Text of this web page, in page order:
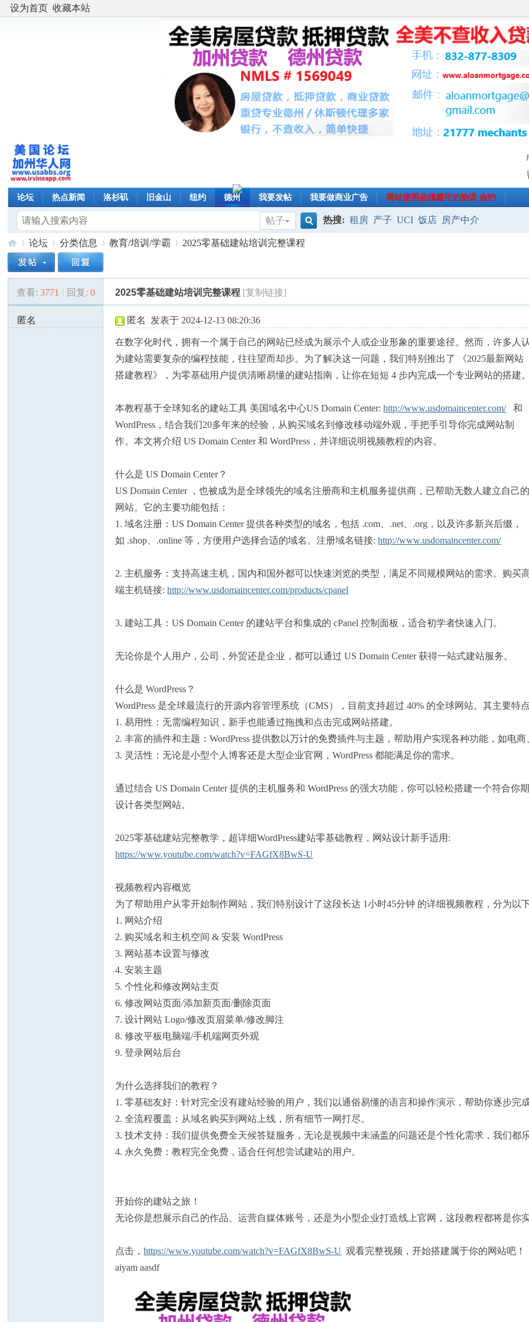
设为首页 收藏本站
论坛 热点新闻 洛杉矶 旧金山 纽约 德州 我要发帖 我要做商业广告 网站使用必须遵守的协议 合约
帖子
热搜: 租房 产子 UCI 饭店 房产中介
美»
论坛
›
分类信息 教育/培训/学霸
›
2025零基础建站培训完整课程
查看: 3771 | 回复: 0 2025零基础建站培训完整课程 [复制链接]
匿名
匿名 发表于 2024-12-13 08:20:36
在数字化时代，拥有一个属于自己的网站已经成为展示个人或企业形象的重要途径。然而，许多人认
为建站需要复杂的编程技能，往往望而却步。为了解决这一问题，我们特别推出了 《2025最新网站
搭建教程》，为零基础用户提供清晰易懂的建站指南，让你在短短 4 步内完成一个专业网站的搭建。
本教程基于全球知名的建站工具 美国域名中心US Domain Center:http://www.usdomaincenter.com/和
WordPress，结合我们20多年来的经验，从购买域名到修改移动端外观，手把手引导你完成网站制
作。本文将介绍 US Domain Center 和 WordPress，并详细说明视频教程的内容。
什么是 US Domain Center？
US Domain Center ，也被成为是全球领先的域名注册商和主机服务提供商，已帮助无数人建立自己的
网站。它的主要功能包括：
1. 域名注册：US Domain Center 提供各种类型的域名，包括 .com、.net、.org，以及许多新兴后缀，
如 .shop、.online 等，方便用户选择合适的域名。注册域名链接:http://www.usdomaincenter.com/
2. 主机服务：支持高速主机，国内和国外都可以快速浏览的类型，满足不同规模网站的需求。购买
端主机链接:http://www.usdomaincenter.com/products/cpanel
3. 建站工具：US Domain Center 的建站平台和集成的 cPanel 控制面板，适合初学者快速入门。
无论你是个人用户，公司，外贸还是企业，都可以通过 US Domain Center 获得一站式建站服务。
什么是 WordPress？
WordPress 是全球最流行的开源内容管理系统（CMS），目前支持超过 40% 的全球网站。其主要特
1. 易用性：无需编程知识，新手也能通过拖拽和点击完成网站搭建。
2. 丰富的插件和主题：WordPress 提供数以万计的免费插件与主题，帮助用户实现各种功能，如电商
3. 灵活性：无论是小型个人博客还是大型企业官网，WordPress 都能满足你的需求。
通过结合 US Domain Center 提供的主机服务和 WordPress 的强大功能，你可以轻松搭建一个符合你
设计各类型网站。
2025零基础建站完整教学，超详细WordPress建站零基础教程，网站设计新手适用:
https://www.youtube.com/watch?v=FAGfX8BwS-U
视频教程内容概览
为了帮助用户从零开始制作网站，我们特别设计了这段长达 1小时45分钟 的详细视频教程，分为以
1. 网站介绍
2. 购买域名和主机空间 & 安装 WordPress
3. 网站基本设置与修改
4. 安装主题
5. 个性化和修改网站主页
6. 修改网站页面/添加新页面/删除页面
7. 设计网站 Logo/修改页眉菜单/修改脚注
8. 修改平板电脑端/手机端网页外观
9. 登录网站后台
为什么选择我们的教程？
1. 零基础友好：针对完全没有建站经验的用户，我们以通俗易懂的语言和操作演示，帮助你逐步完
2. 全流程覆盖：从域名购买到网站上线，所有细节一网打尽。
3. 技术支持：我们提供免费全天候答疑服务，无论是视频中未涵盖的问题还是个性化需求，我们都乐
4. 永久免费：教程完全免费，适合任何想尝试建站的用户。
开始你的建站之旅！
无论你是想展示自己的作品、运营自媒体账号，还是为小型企业打造线上官网，这段教程都将是你
点击，https://www.youtube.com/watch?v=FAGfX8BwS-U 观看完整视频，开始搭建属于你的网站吧！
aiyam aasdf